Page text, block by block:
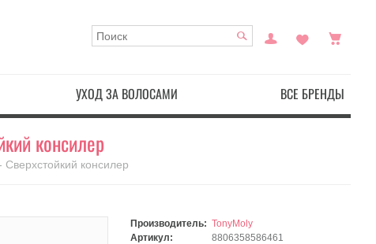
УХОД ЗА ВОЛОСАМИ ВСЕ БРЕНДЫ
консилер
консилер
Производитель: TonyMoly
Артикул:
8806358586461